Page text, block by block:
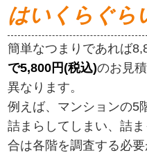
はいくらぐら
簡単なつまりであれば
で5,800円(税込)のお見
異なります。
例えば、マンションの5
詰まらしてしまい、詰
合は各階を調査する必要